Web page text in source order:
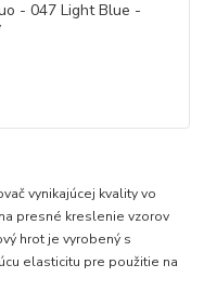
vynikajúcej kvality vo
presné kreslenie vzorov
hrot je vyrobený s
elasticitu pre použitie na